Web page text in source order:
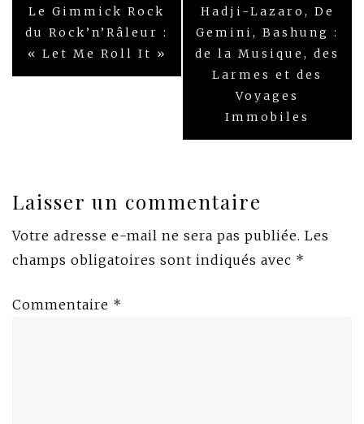
de
l’article
Le Gimmick Rock
du Rock’n’Râleur :
« Let Me Roll It »
Hadji-Lazaro, De
Gemini, Bashung :
de la Musique, des
Larmes et des
Voyages
Immobiles
Laisser un commentaire
Votre adresse e-mail ne sera pas publiée. Les
champs obligatoires sont indiqués avec *
Commentaire *